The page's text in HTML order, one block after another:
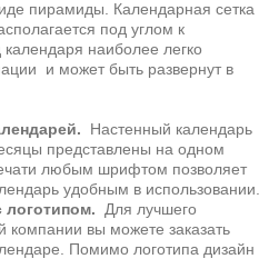
пирамиды. Календарная сетка
под углом к
наиболее легко
и может быть развернут в
Настенный календарь
представлены на одном
любым шрифтом позволяет
удобным в использовании.
логотипом.
Для лучшего
компании вы можете заказать
Помимо логотипа дизайн